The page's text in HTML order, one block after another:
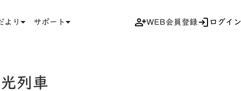
より サポート WEB会員登録 ログイン
列車